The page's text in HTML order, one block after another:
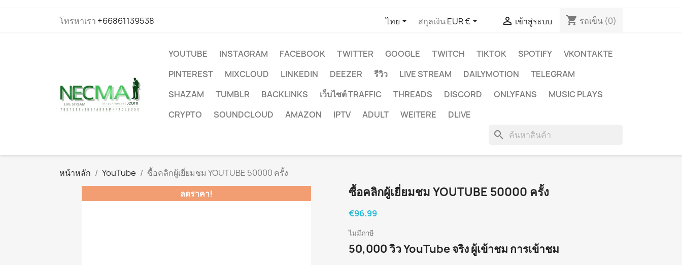
โทรหาเรา +66861139538 ไทย สกุลเงินEUR €  เข้าสู่ระบบ shopping_cart รถเข็น (0)
YOUTUBE INSTAGRAM FACEBOOK TWITTER GOOGLE TWITCH TIKTOK SPOTIFY
VKONTAKTE
PINTEREST
MIXCLOUD LINKEDIN DEEZER รีวิว LIVE STREAM DAILYMOTION
TELEGRAM
SHAZAM
TUMBLR BACKLINKS เว็บไซต์ TRAFFIC THREADS DISCORD ONLYFANS
MUSIC PLAYS
CRYPTO
SOUNDCLOUD AMAZON IPTV ADULT WEITERE DLIVE
search
หน้าหลัก YouTube
ซื้อคลิกผู้เยี่ยมชม YOUTUBE 50000 ครั้ง
ลดราคา!
ซื้อคลิกผู้เยี่ยมชม YOUTUBE 50000 ครั้ง
€96.99
ไม่มีภาษี
50,000 วิว YouTube จริง ผู้เข้าชม การเข้าชม